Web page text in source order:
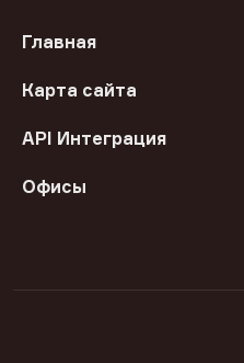
Главная
Карта сайта
API Интеграция
Офисы